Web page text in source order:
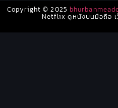
Copyright © 2025
Netflix ดูหนังบนมือถือ เ